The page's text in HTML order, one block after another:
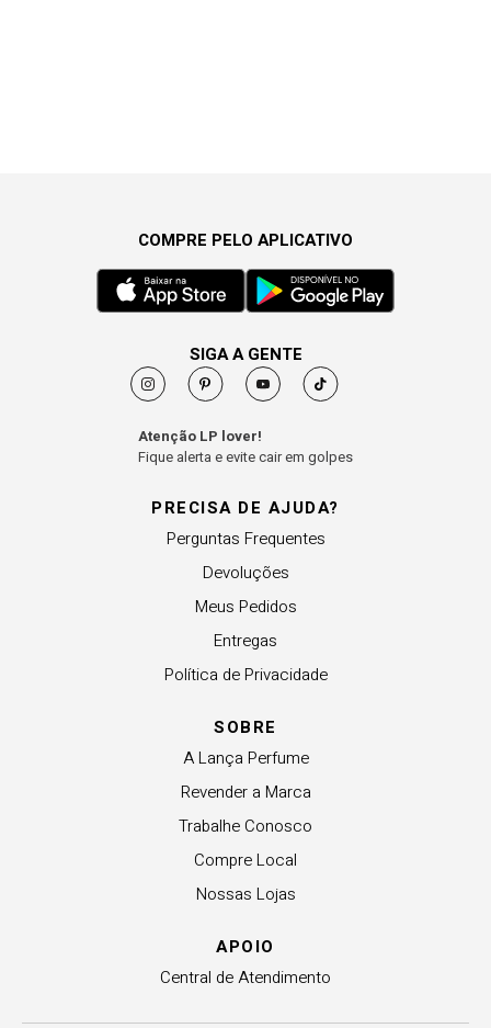
PRECISA DE AJUDA?
Perguntas Frequentes
Devoluções
Meus Pedidos
Entregas
Política de Privacidade
SOBRE
A Lança Perfume
Revender a Marca
Trabalhe Conosco
Compre Local
Nossas Lojas
APOIO
Central de Atendimento
COMPRE PELO APLICATIVO
SIGA A GENTE
Atenção LP lover!
Fique alerta e evite cair em golpes